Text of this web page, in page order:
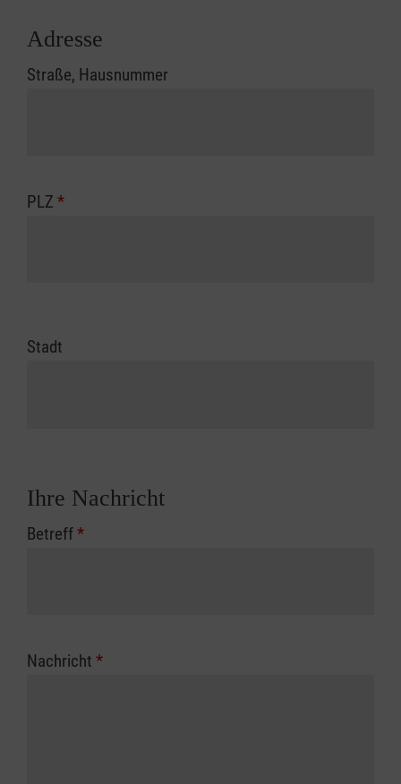
Adresse
Straße, Hausnummer
PLZ *
Stadt
Ihre Nachricht
Betreff*
Nachricht *